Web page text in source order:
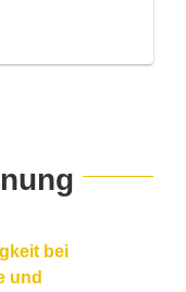
bei
und